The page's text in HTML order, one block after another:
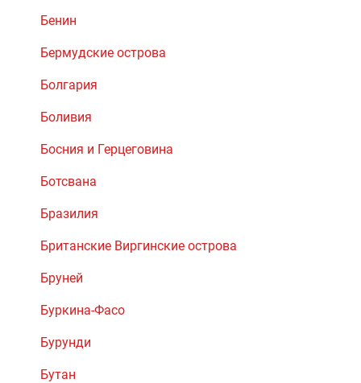
Бенин
Бермудские острова
Болгария
Боливия
Босния и Герцеговина
Ботсвана
Бразилия
Британские Виргинские острова
Бруней
Буркина-Фасо
Бурунди
Бутан